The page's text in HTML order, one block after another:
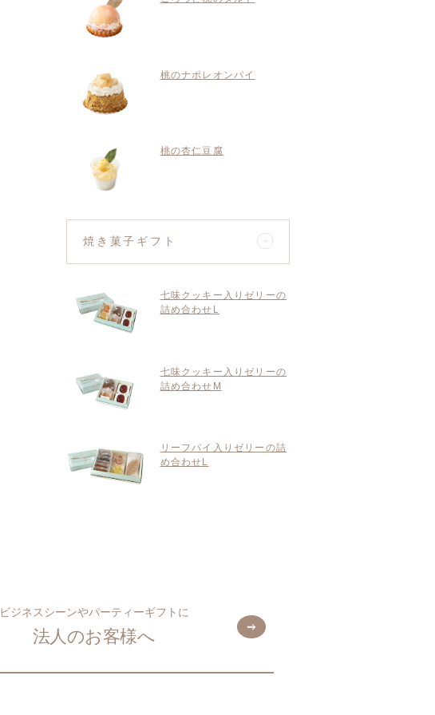
桃のナポレオンパイ
桃の杏仁豆腐
焼き菓子ギフト
七味クッキー入りゼリーの
詰め合わせL
七味クッキー入りゼリーの
詰め合わせM
リーフパイ入りゼリーの詰
め合わせL
ビジネスシーンやパーティーギフトに
法人のお客様へ